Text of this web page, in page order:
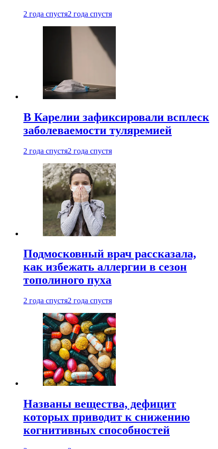
2 года спустя2 года спустя
В Карелии зафиксировали всплеск
заболеваемости туляремией
2 года спустя2 года спустя
Подмосковный врач рассказала,
как избежать аллергии в сезон
тополиного пуха
2 года спустя2 года спустя
Названы вещества, дефицит
которых приводит к снижению
когнитивных способностей